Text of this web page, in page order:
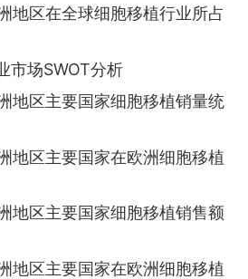
地区在全球细胞移植行业所占
市场SWOT分析
地区主要国家细胞移植销量统
地区主要国家在欧洲细胞移植
地区主要国家细胞移植销售额
地区主要国家在欧洲细胞移植